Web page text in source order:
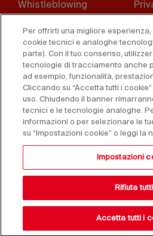
Whistleblowing
Disclaimer D.
Cookies
Dichiarazione di
accessibilità
Copyright © 2025 Federlegno
Per offrirti una migliore
cookie tecnici e analoghe
parte). Con il tuo consenso,
tecnologie di tracciamento anche
ad esempio, funzionalità,
Cliccando su “Accetta tutti i
uso. Chiudendo il banner
tecnici e le tecnologie analoghe.
informazioni o per selezionare le
su “Impostazioni cookie” o leggi la
Impostazioni
Rifiuta tutti
Accetta tutti i